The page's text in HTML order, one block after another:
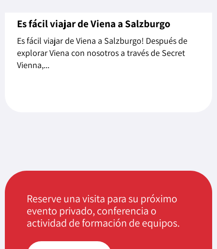
Es fácil viajar de Viena a Salzburgo
Es fácil viajar de Viena a Salzburgo! Después de
explorar Viena con nosotros a través de Secret
Vienna,...
Reserve una visita para su próximo
evento privado, conferencia o
actividad de formación de equipos.